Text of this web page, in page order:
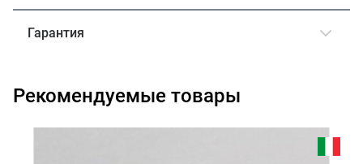
Гарантия
Рекомендуемые товары